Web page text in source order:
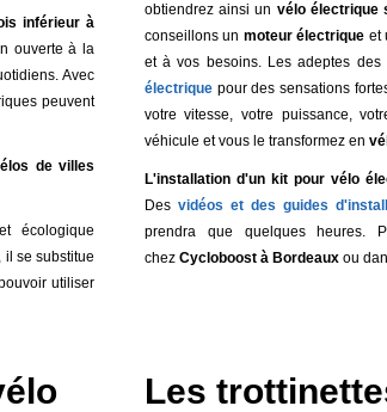
inférieur à
ouverte à la
Avec
peuvent
de villes
écologique
il se substitue
utiliser
obtiendrez ainsi un vélo électrique
conseillons un moteur électrique et
et à vos besoins. Les adeptes
électriquepour des sensations
votre vitesse, votre puissance,
véhicule et vous le transformez en
L'installation d'un kit pour vélo
Des vidéos et des guides
prendra que quelques heures.
chez Cycloboost à Bordeauxou
Les